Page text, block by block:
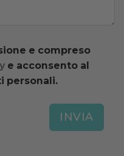
e compreso
e acconsento al
personali.
INVIA